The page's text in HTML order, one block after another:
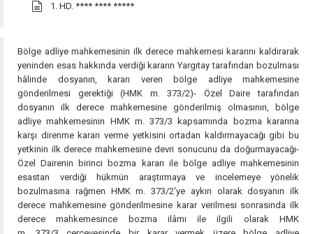
1. HD. **** **** *****
Bölge adliye mahkemesinin ilk derece mahkemesi kararını kaldırarak
yeninden esas hakkında verdiği kararın Yargıtay tarafından bozulması
hâlinde dosyanın, kararı veren bölge adliye mahkemesine
gönderilmesi gerektiği (HMK m. 373/2)- Özel Daire tarafından
dosyanın ilk derece mahkemesine gönderilmiş olmasının, bölge
adliye mahkemesinin HMK m. 373/3 kapsamında bozma kararına
karşı direnme kararı verme yetkisini ortadan kaldırmayacağı gibi bu
yetkinin ilk derece mahkemesine devri sonucunu da doğurmayacağı-
Özel Dairenin birinci bozma kararı ile bölge adliye mahkemesinin
esastan verdiği hükmün araştırmaya ve incelemeye yönelik
bozulmasına rağmen HMK m. 373/2'ye aykırı olarak dosyanın ilk
derece mahkemesine gönderilmesine karar verilmesi sonrasında ilk
derece mahkemesince bozma ilâmı ile ilgili olarak HMK